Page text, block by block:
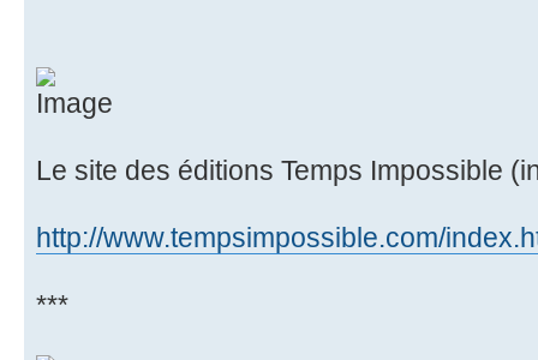
Le site des éditions Temps Impossible
http://www.tempsimpossible.com/
***